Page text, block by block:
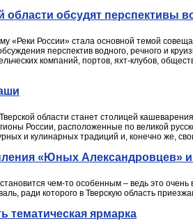
обсудят перспективы
«Реки России» стала основной темой
перспектив водного, речного и
компаний, портов, яхт-клубов,
области станет столицей
России, расположенные по великой
и кулинарных традиций и, конечно же,
«Юных Александровцев»
чем-то особенным – ведь это очень
ради которого в Тверскую область
тематическая ярмарка